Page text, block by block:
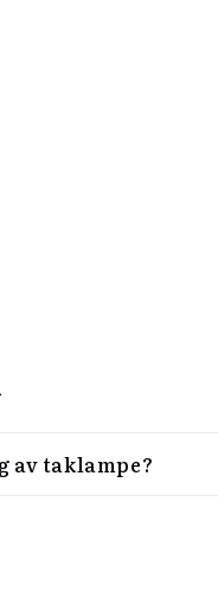
av taklampe?